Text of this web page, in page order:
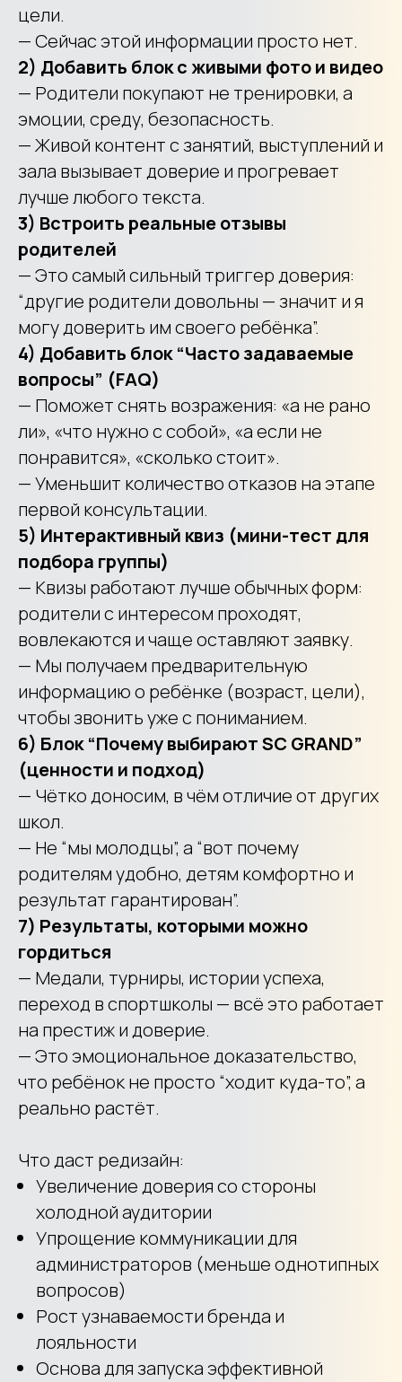
цели.
— Сейчас этой информации просто нет.
2) Добавить блок с живыми фото и видео
— Родители покупают не тренировки, а
эмоции, среду, безопасность.
— Живой контент с занятий, выступлений и
зала вызывает доверие и прогревает
лучше любого текста.
3) Встроить реальные отзывы
родителей
— Это самый сильный триггер доверия:
“другие родители довольны — значит и я
могу доверить им своего ребёнка”.
4) Добавить блок “Часто задаваемые
вопросы” (FAQ)
— Поможет снять возражения: «а не рано
ли», «что нужно с собой», «а если не
понравится», «сколько стоит».
— Уменьшит количество отказов на этапе
первой консультации.
5) Интерактивный квиз (мини-тест для
подбора группы)
— Квизы работают лучше обычных форм:
родители с интересом проходят,
вовлекаются и чаще оставляют заявку.
— Мы получаем предварительную
информацию о ребёнке (возраст, цели),
чтобы звонить уже с пониманием.
6) Блок “Почему выбирают SC GRAND”
(ценности и подход)
— Чётко доносим, в чём отличие от других
школ.
— Не “мы молодцы”, а “вот почему
родителям удобно, детям комфортно и
результат гарантирован”.
7) Результаты, которыми можно
гордиться
— Медали, турниры, истории успеха,
переход в спортшколы — всё это работает
на престиж и доверие.
— Это эмоциональное доказательство,
что ребёнок не просто “ходит куда-то”, а
реально растёт.
Что даст редизайн:
Увеличение доверия со стороны
холодной аудитории
Упрощение коммуникации для
администраторов (меньше однотипных
вопросов)
Рост узнаваемости бренда и
лояльности
Основа для запуска эффективной